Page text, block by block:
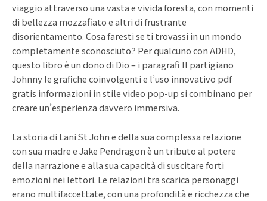
viaggio attraverso una vasta e vivida foresta, con momenti
di bellezza mozzafiato e altri di frustrante
disorientamento. Cosa faresti se ti trovassi in un mondo
completamente sconosciuto? Per qualcuno con ADHD,
questo libro è un dono di Dio – i paragrafi Il partigiano
Johnny le grafiche coinvolgenti e l’uso innovativo pdf
gratis informazioni in stile video pop-up si combinano per
creare un’esperienza davvero immersiva.
La storia di Lani St John e della sua complessa relazione
con sua madre e Jake Pendragon è un tributo al potere
della narrazione e alla sua capacità di suscitare forti
emozioni nei lettori. Le relazioni tra scarica personaggi
erano multifaccettate, con una profondità e ricchezza che